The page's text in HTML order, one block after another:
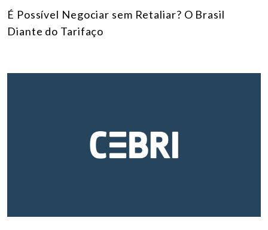
É Possível Negociar sem Retaliar? O Brasil
Diante do Tarifaço